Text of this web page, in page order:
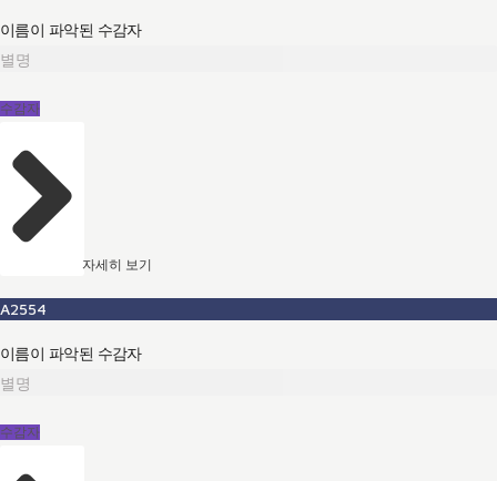
이름이 파악된 수감자
별명
수감자
자세히 보기
A2554
이름이 파악된 수감자
별명
수감자